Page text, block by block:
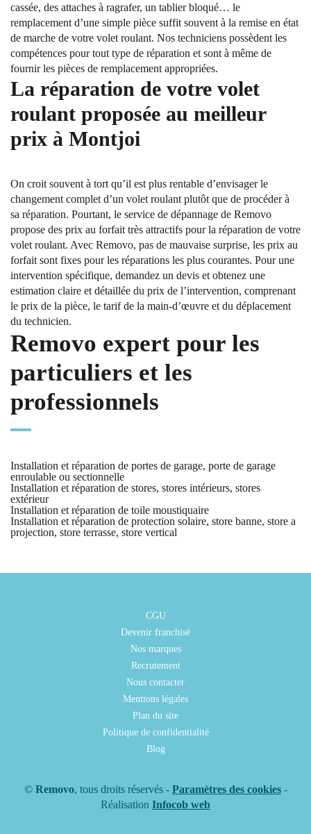
cassée, des attaches à ragrafer, un tablier bloqué… le
remplacement d’une simple pièce suffit souvent à la remise en état
de marche de votre volet roulant. Nos techniciens possèdent les
compétences pour tout type de réparation et sont à même de
fournir les pièces de remplacement appropriées.
La réparation de votre volet
roulant proposée au meilleur
prix à Montjoi
On croit souvent à tort qu’il est plus rentable d’envisager le
changement complet d’un volet roulant plutôt que de procéder à
sa réparation. Pourtant, le service de dépannage de Removo
propose des prix au forfait très attractifs pour la réparation de votre
volet roulant. Avec Removo, pas de mauvaise surprise, les prix au
forfait sont fixes pour les réparations les plus courantes. Pour une
intervention spécifique, demandez un devis et obtenez une
estimation claire et détaillée du prix de l’intervention, comprenant
le prix de la pièce, le tarif de la main-d’œuvre et du déplacement
du technicien.
Removo expert pour les
particuliers et les
professionnels
Installation et réparation de portes de garage, porte de garage
enroulable ou sectionnelle
Installation et réparation de stores, stores intérieurs, stores
extérieur
Installation et réparation de toile moustiquaire
Installation et réparation de protection solaire, store banne, store a
projection, store terrasse, store vertical
CGU
Devenir franchisé
Nos marques
Recrutement
Nous contacter
Mentions légales
Plan du site
Politique de confidentialité
Blog
© Removo, tous droits réservés - Paramètres des cookies-
Réalisation Infocob web